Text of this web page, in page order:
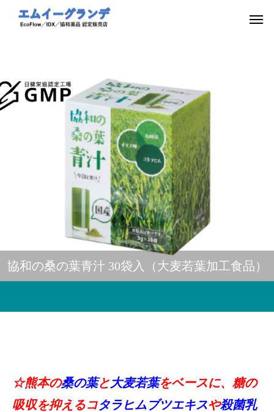
協和の桑の葉青汁 30袋入（大麦若葉加工食品）
☆熊本の桑の葉と大麦若葉をベースに、糖の
吸収を抑えるコタラヒムブツエキスや殺菌乳